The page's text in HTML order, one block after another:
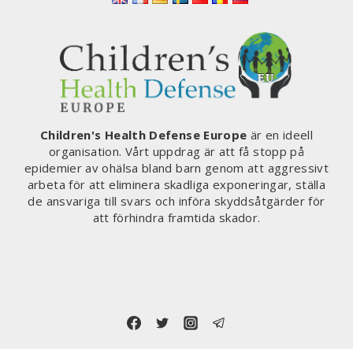
Children's Health Defense Europe är en ideell
organisation. Vårt uppdrag är att få stopp på
epidemier av ohälsa bland barn genom att aggressivt
arbeta för att eliminera skadliga exponeringar, ställa
de ansvariga till svars och införa skyddsåtgärder för
att förhindra framtida skador.